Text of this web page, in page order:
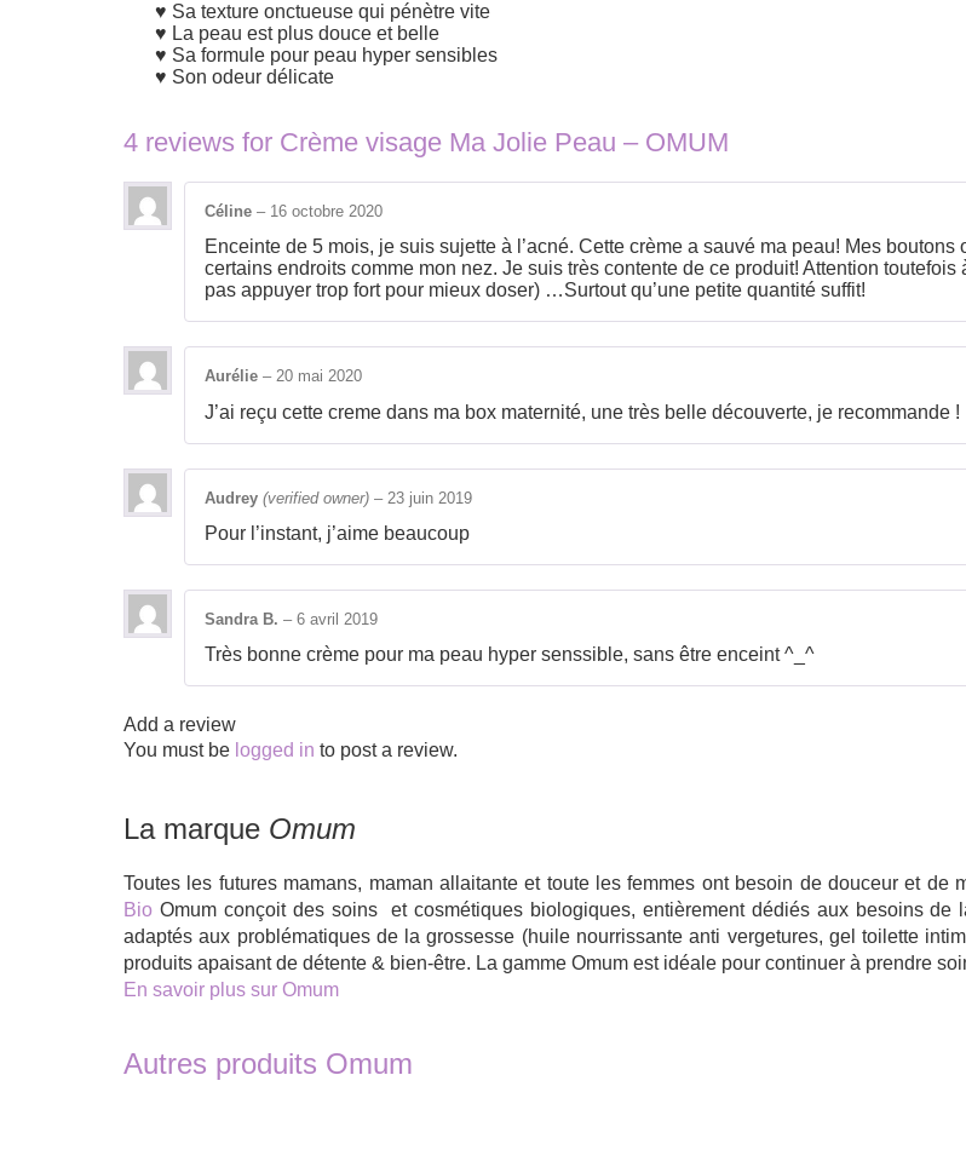
Sa texture onctueuse qui pénètre vite
La peau est plus douce et belle
Sa formule pour peau hyper sensibles
Son odeur délicate
4 reviews for Crème visage Ma Jolie Peau – OMUM
Céline – 16 octobre 2020
Enceinte de 5 mois, je suis sujette à l’acné. Cette crème a sauvé ma peau! Mes
certains endroits comme mon nez. Je suis très contente de ce produit! Attention
pas appuyer trop fort pour mieux doser) …Surtout qu’une petite quantité suffit!
Aurélie – 20 mai 2020
J’ai reçu cette creme dans ma box maternité, une très belle découverte, je recommande !
Audrey (verified owner) – 23 juin 2019
Pour l’instant, j’aime beaucoup
Sandra B. – 6 avril 2019
Très bonne crème pour ma peau hyper senssible, sans être enceint ^_^
Add a review
You must be logged in to post a review.
La marque Omum
Toutes les futures mamans, maman allaitante et toute les femmes ont besoin de douceur et de
Bio Omum conçoit des soins et cosmétiques biologiques, entièrement dédiés aux besoins
adaptés aux problématiques de la grossesse (huile nourrissante anti vergetures, gel toilette
produits apaisant de détente & bien-être. La gamme Omum est idéale pour continuer à prendre
En savoir plus sur Omum
Autres produits Omum